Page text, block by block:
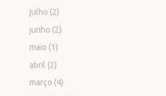
julho (2)
junho (2)
maio (1)
abril (2)
março (4)